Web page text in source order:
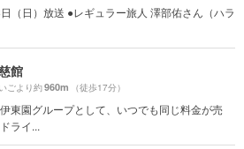
（日）放送 ●レギュラー旅人 澤部佑さん（ハラ
館
ごより約960m （徒歩17分）
東園グループとして、いつでも同じ料金が売
ライ...